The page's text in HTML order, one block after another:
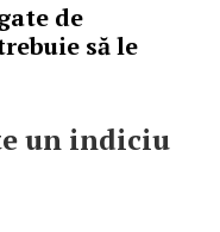
de
să le
un indiciu